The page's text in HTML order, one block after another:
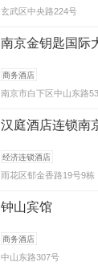
玄武区中央路224号
南京金钥匙国际
商务酒店
南京市白下区中山东路
汉庭酒店连锁南
经济连锁酒店
雨花区郁金香路19号9栋
钟山宾馆
商务酒店
中山东路307号